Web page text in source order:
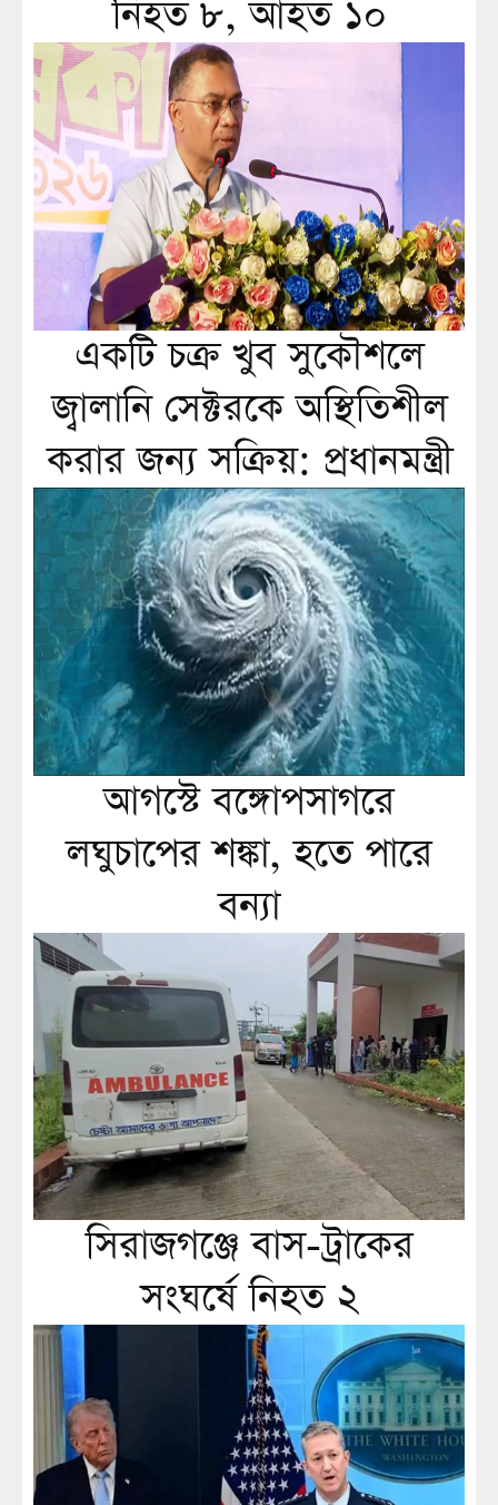
নিহত ৮, আহত ১০
একটি চক্র খুব সুকৌশলে
জ্বালানি সেক্টরকে অস্থিতিশীল
করার জন্য সক্রিয়: প্রধানমন্ত্রী
আগস্টে বঙ্গোপসাগরে
লঘুচাপের শঙ্কা, হতে পারে
বন্যা
সিরাজগঞ্জে বাস-ট্রাকের
সংঘর্ষে নিহত ২